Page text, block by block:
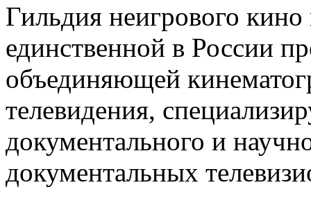
Гильдия неигрового кино
единственной в России
объединяющей
телевидения,
документального и
документальных